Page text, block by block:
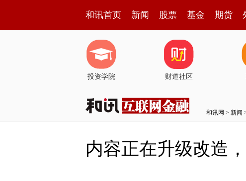
和讯首页 新闻 股票 基金 期货
投资学院 财道社区
和讯网 > 新闻
内容正在升级改造